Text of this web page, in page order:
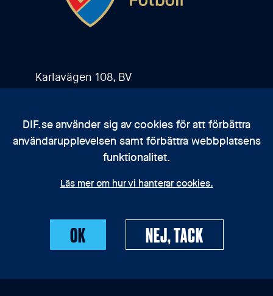
Karlavägen 108, BV
Kontakta oss
DIF.se använder sig av cookies för att förbättra
användarupplevelsen samt förbättra webbplatsens
funktionalitet.
Läs mer om hur vi hanterar cookies.
OK NEJ, TACK